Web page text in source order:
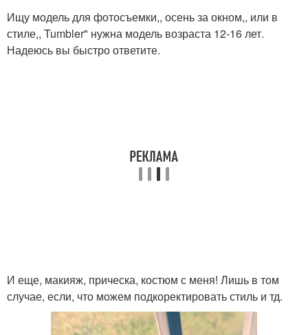
Ищу модель для фотосъемки,, осень за окном,, или в
стиле,, Tumbler" нужна модель возраста 12-16 лет.
Надеюсь вы быстро ответите.
И еще, макияж, прическа, костюм с меня! Лишь в том
случае, если, что можем подкоректировать стиль и тд.